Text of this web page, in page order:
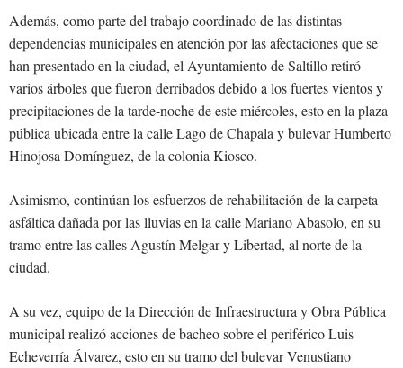
Además, como parte del trabajo coordinado de las distintas
dependencias municipales en atención por las afectaciones que se
han presentado en la ciudad, el Ayuntamiento de Saltillo retiró
varios árboles que fueron derribados debido a los fuertes vientos y
precipitaciones de la tarde-noche de este miércoles, esto en la plaza
pública ubicada entre la calle Lago de Chapala y bulevar Humberto
Hinojosa Domínguez, de la colonia Kiosco.
Asimismo, continúan los esfuerzos de rehabilitación de la carpeta
asfáltica dañada por las lluvias en la calle Mariano Abasolo, en su
tramo entre las calles Agustín Melgar y Libertad, al norte de la
ciudad.
A su vez, equipo de la Dirección de Infraestructura y Obra Pública
municipal realizó acciones de bacheo sobre el periférico Luis
Echeverría Álvarez, esto en su tramo del bulevar Venustiano